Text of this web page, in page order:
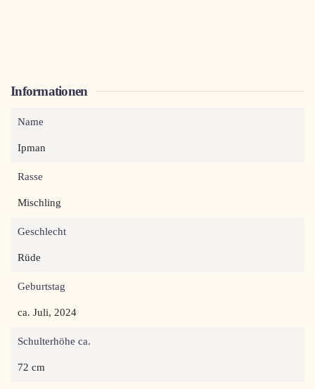
Informationen
Name
Ipman
Rasse
Mischling
Geschlecht
Rüde
Geburtstag
ca. Juli, 2024
Schulterhöhe ca.
72 cm